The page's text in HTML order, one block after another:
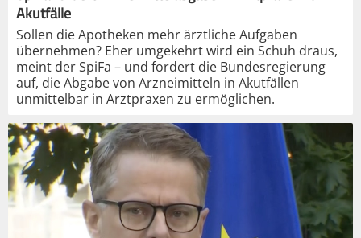
Akutfälle
Sollen die Apotheken mehr ärztliche Aufgaben
übernehmen? Eher umgekehrt wird ein Schuh draus,
meint der SpiFa – und fordert die Bundesregierung
auf, die Abgabe von Arzneimitteln in Akutfällen
unmittelbar in Arztpraxen zu ermöglichen.